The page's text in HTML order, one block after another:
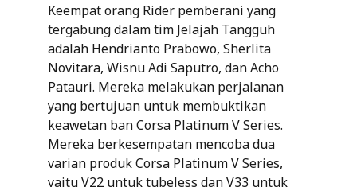
Keempat orang Rider pemberani yang
tergabung dalam tim Jelajah Tangguh
adalah Hendrianto Prabowo, Sherlita
Novitara, Wisnu Adi Saputro, dan Acho
Patauri. Mereka melakukan perjalanan
yang bertujuan untuk membuktikan
keawetan ban Corsa Platinum V Series.
Mereka berkesempatan mencoba dua
varian produk Corsa Platinum V Series,
yaitu V22 untuk tubeless dan V33 untuk